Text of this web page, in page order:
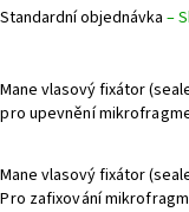
Standardní objednávka–
Mane vlasový fixátor
pro upevnění
Mane vlasový fixátor
Pro zafixování